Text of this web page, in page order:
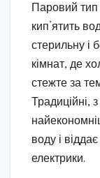
Паровий тип
кип’ятить
стерильну і
кімнат, де
стежте за
Традиційні,
воду і
електрики.